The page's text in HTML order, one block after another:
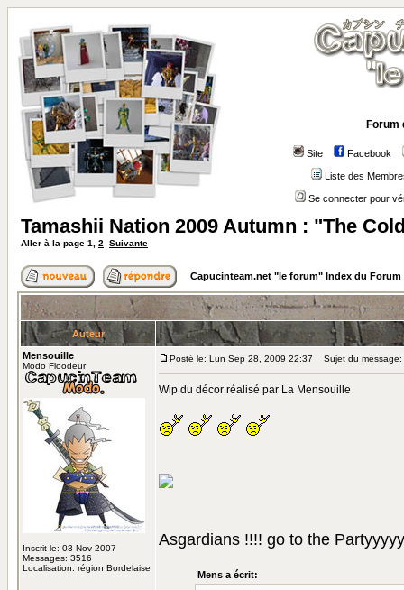
Forum
Site Facebook
Liste des
Se connecter pour
Tamashii Nation 2009 Autumn : "The
Aller à la page 1 2 Suivante
Capucinteam.net "le forum" Index du Forum
Auteur
Mensouille
Modo Floodeur
Inscrit le: 03 Nov 2007
Messages: 3516
Localisation: région Bordelaise
Posté le: Lun Sep 28, 2009 22:37 Sujet du message:
Wip du décor réalisé par La Mensouille
Asgardians !!!! go to the Partyyyyy
Mens a écrit: